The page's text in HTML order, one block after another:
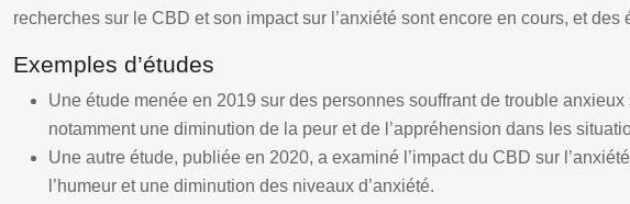
recherches sur le CBD et son impact sur l’anxiété sont encore en cours, et
Exemples d’études
Une étude menée en 2019 sur des personnes souffrant de trouble
notamment une diminution de la peur et de l’appréhension dans les
Une autre étude, publiée en 2020, a examiné l’impact du CBD sur
l’humeur et une diminution des niveaux d’anxiété.